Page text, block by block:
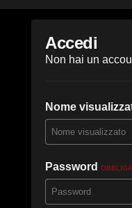
Accedi
Non hai un
Nome
Password